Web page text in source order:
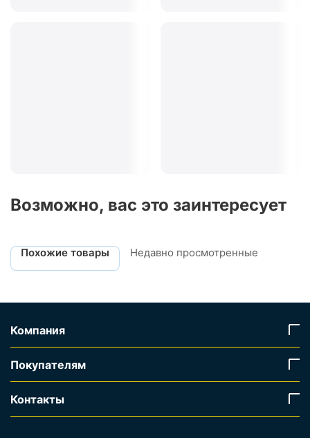
Возможно, вас это заинтересует
Похожие товары Недавно просмотренные
Компания
Покупателям
Контакты